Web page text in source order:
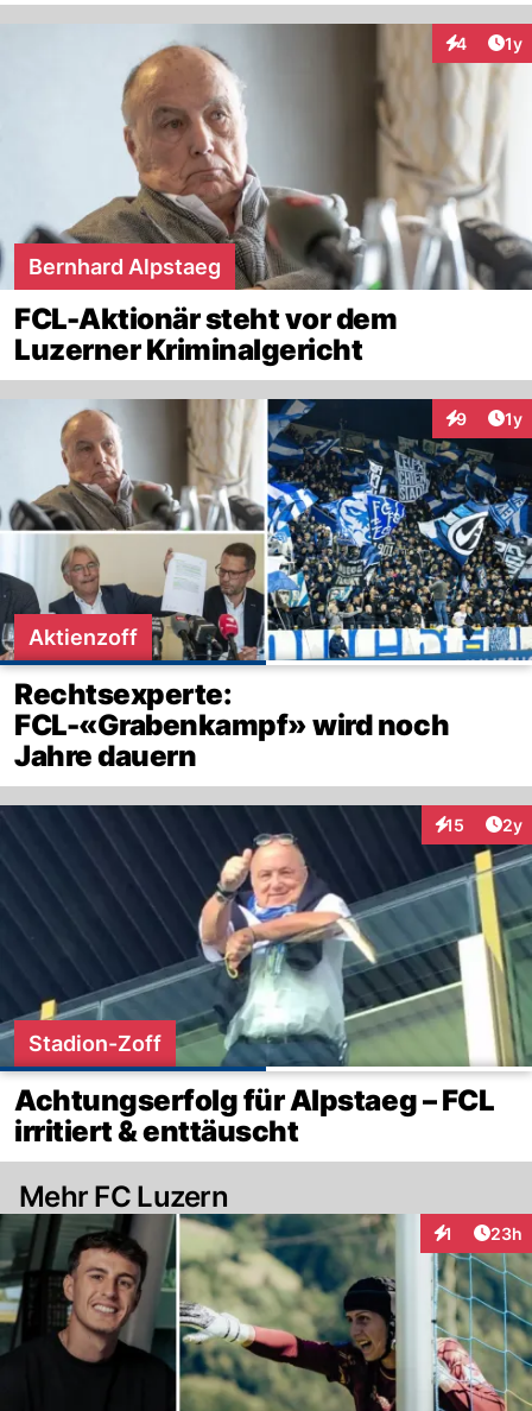
4 1y
Bernhard Alpstaeg
FCL-Aktionär steht vor dem
Luzerner Kriminalgericht
9 1y
Aktienzoff
Rechtsexperte:
FCL-«Grabenkampf» wird noch
Jahre dauern
15 2y
Stadion-Zoff
Achtungserfolg für Alpstaeg – FCL
irritiert & enttäuscht
Mehr FC Luzern
1
Interaktionen
23h